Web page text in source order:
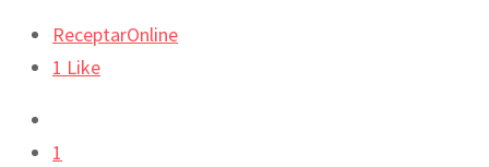
ReceptarOnline
1 Like
1